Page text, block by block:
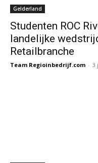
Gelderland
Studenten ROC
landelijke
Retailbranche
Team Regioinbedrijf.com - 3